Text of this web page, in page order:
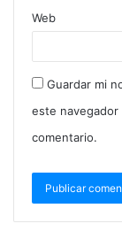
Web
Guardar mi
este navegador
comentario.